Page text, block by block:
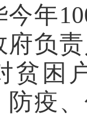
年
府负
贫困
防疫